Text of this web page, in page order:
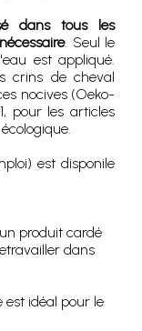
dans tous les
. Seul le
est appliqué.
crins de cheval
nocives (Oeko-
pour les articles
est disponile
produit cardé
dans
idéal pour le